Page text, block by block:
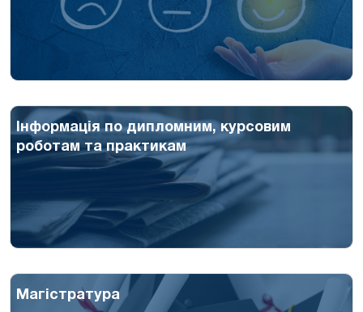
Інформація по дипломним, курсовим
роботам та практикам
Магістратура